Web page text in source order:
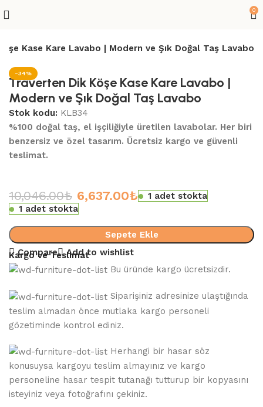
0
Kase Kare Lavabo | Modern ve Şık Doğal Taş Lavabo
-34%
Traverten Dik Köşe Kase Kare Lavabo |
Modern ve Şık Doğal Taş Lavabo
Stok kodu: KLB34
%100 doğal taş, el işçiliğiyle üretilen lavabolar. Her biri
benzersiz ve özel tasarım. Ücretsiz kargo ve güvenli
teslimat.
10,046.00₺ 6,637.00₺
1 adet stokta
1 adet stokta
Sepete Ekle
Compare
Add to wishlist
Kargo ve Teslimat
Bu üründe kargo ücretsizdir.
Siparişiniz adresinize ulaştığında
teslim almadan önce mutlaka kargo personeli
gözetiminde kontrol ediniz.
Herhangi bir hasar söz
konusuysa kargoyu teslim almayınız ve kargo
personeline hasar tespit tutanağı tutturup bir kopyasını
isteyiniz veya fotoğrafını çekiniz.